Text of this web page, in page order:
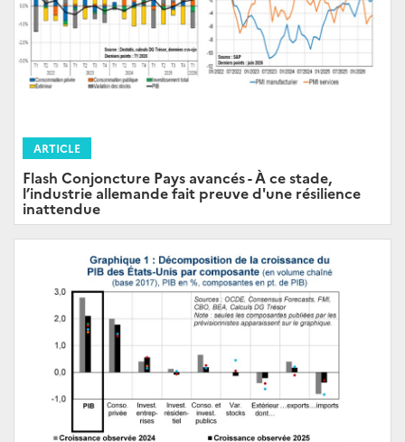
ARTICLE
Flash Conjoncture Pays avancés - À ce stade,
l’industrie allemande fait preuve d'une résilience
inattendue